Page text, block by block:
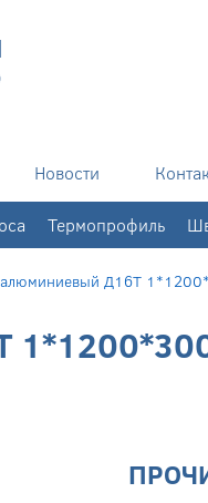
Новости
Термопрофиль
Д16Т